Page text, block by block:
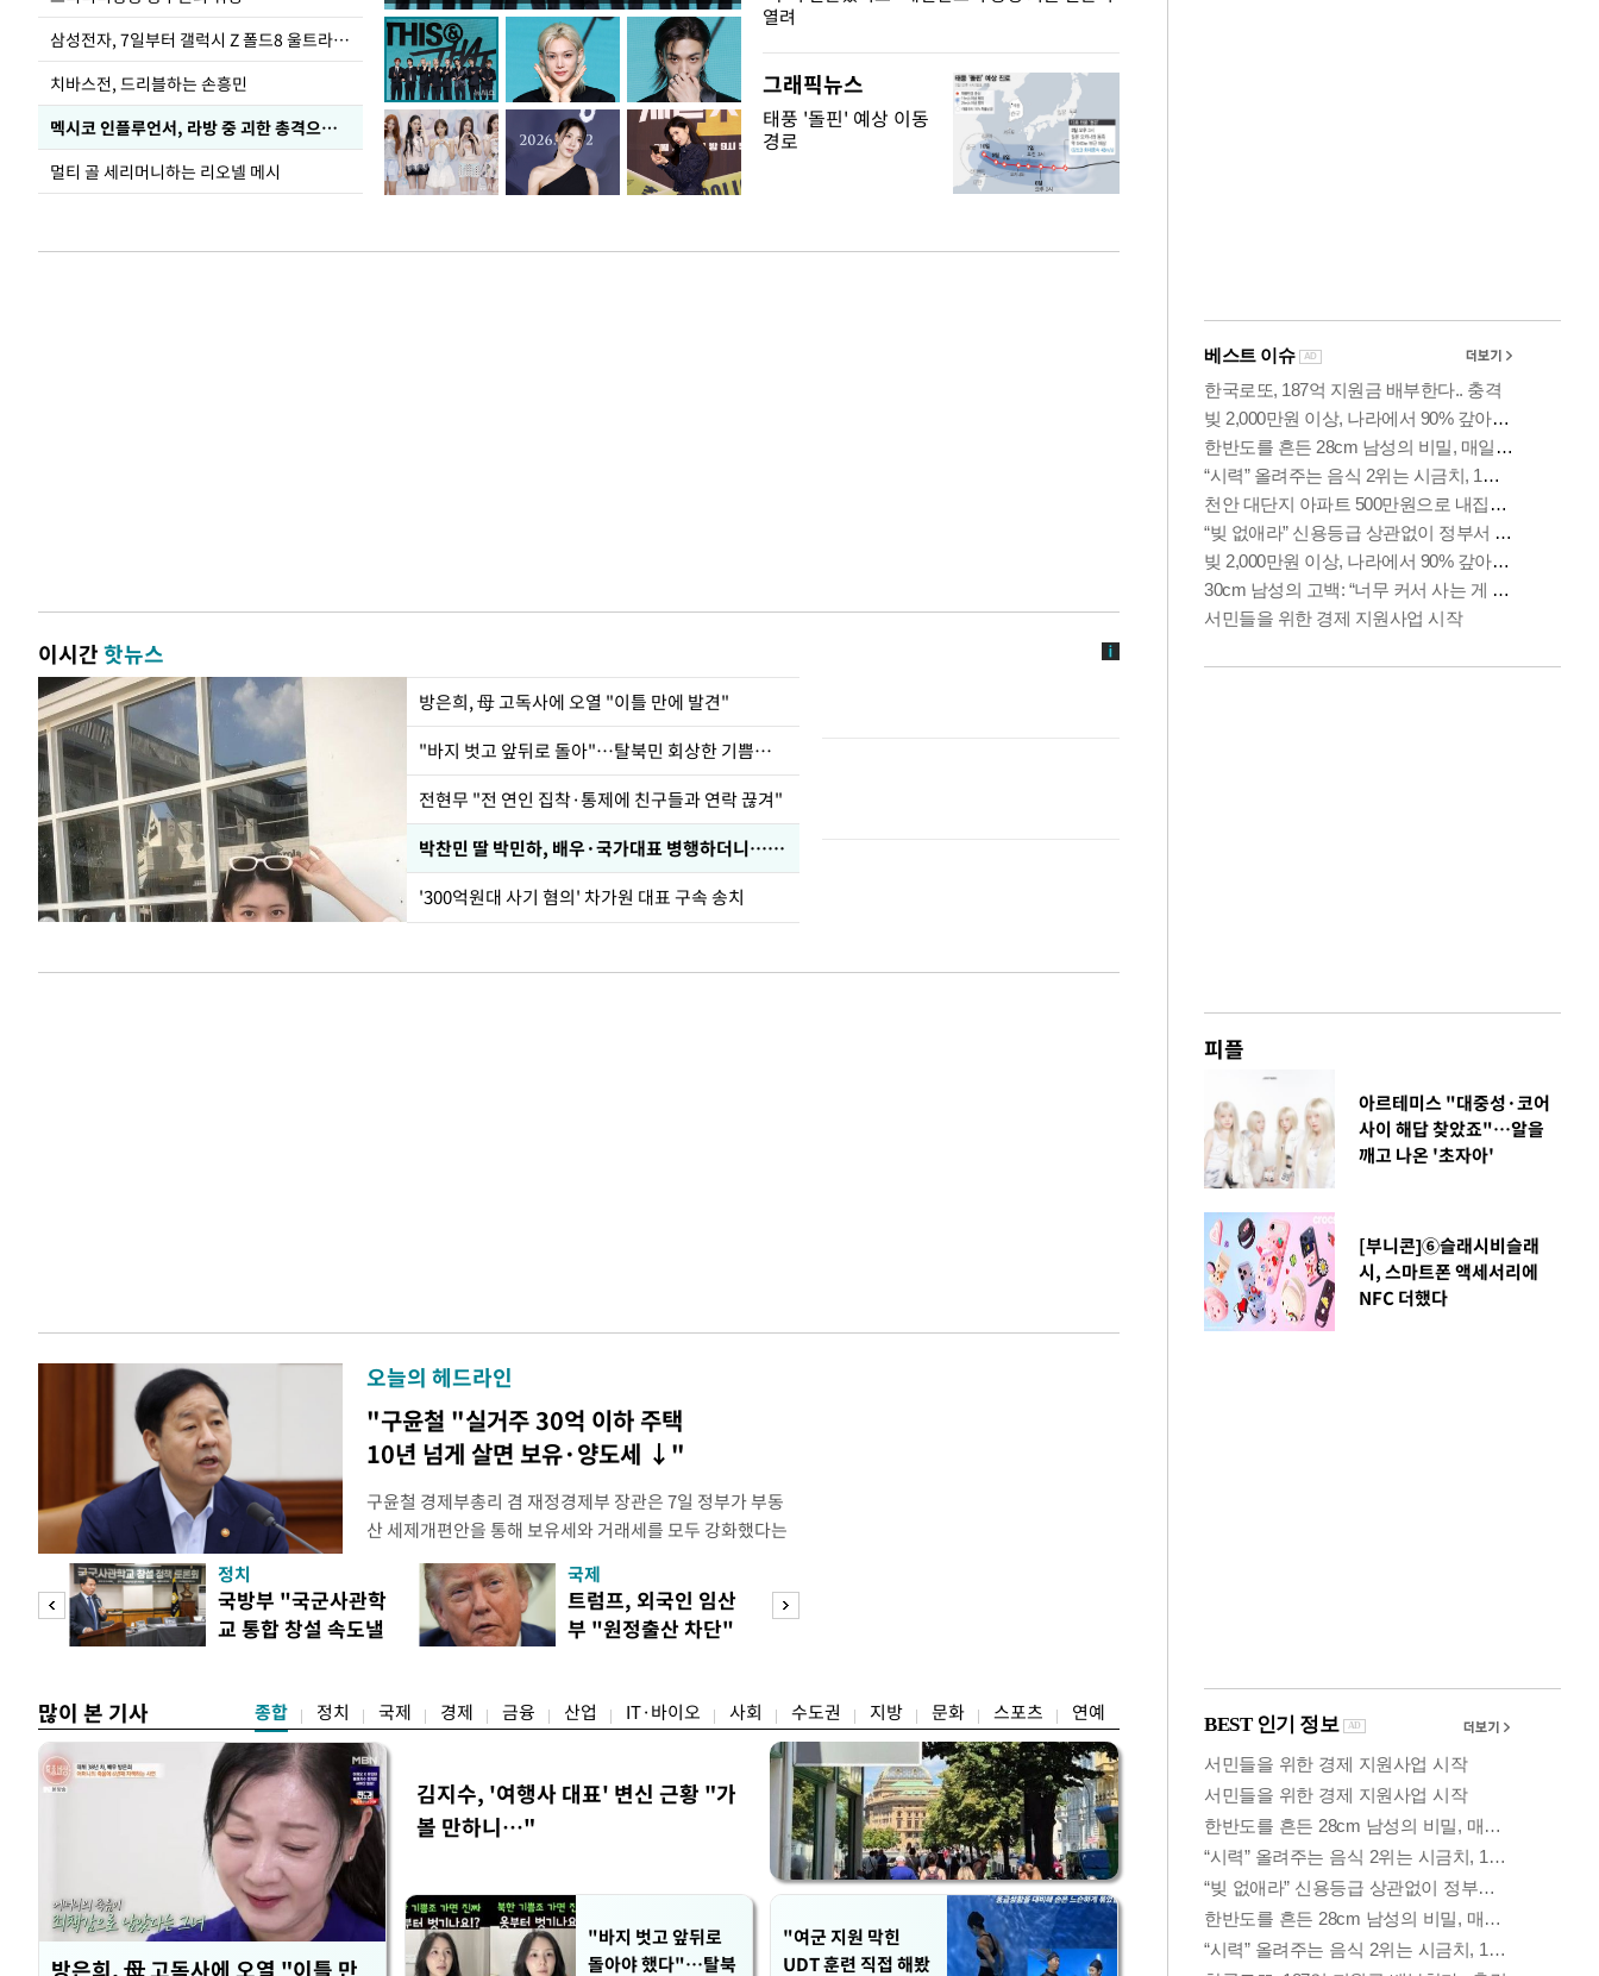
삼성전자, 7일부터 갤럭시 Z 폴드8 울트라·폴드8·플립8 출시
치바스전, 드리블하는 손흥민
멕시코 인플루언서, 라방 중 괴한 총격으로 사망
멀티 골 세리머니하는 리오넬 메시
열려
그래픽뉴스
태풍 '돌핀' 예상 이동
경로
이시간핫뉴스
방은희, 母 고독사에 오열 "이틀 만에 발견"
"바지 벗고 앞뒤로 돌아"…탈북민 회상한 기쁨조 검사
전현무 "전 연인 집착·통제에 친구들과 연락 끊겨"
박찬민 딸 박민하, 배우·국가대표 병행하더니…근황이
'300억원대 사기 혐의' 차가원 대표 구속 송치
오늘의 헤드라인
"구윤철 "실거주 30억 이하 주택
10년 넘게 살면 보유·양도세 ↓"
구윤철 경제부총리 겸 재정경제부 장관은 7일 정부가 부동
산 세제개편안을 통해 보유세와 거래세를 모두 강화했다는
지적에 대해 "사는(실거주) 30억원 이하 주택은 보유세도 줄
어들고 나중에 팔 때 양도세도 줄어든다"고 설명했다. 구 부
총리는 이날 오전 MBC 라디오 '김종배의 시선집중'과의 인
터뷰에서 "이게(30억원 이하 주택이) 99% 정도 된다.
정치
국방부 "국군사관학
교 통합 창설 속도낼
국제
트럼프, 외국인 임산
부 "원정출산 차단"
많이 본 기사 종합 정치 국제 경제 금융 산업 IT·바이오 사회 수도권 지방 문화 스포츠 연예
방은희, 母 고독사에 오열 "이틀 만
김지수, '여행사 대표' 변신 근황 "가
볼 만하니…"
"바지 벗고 앞뒤로
돌아야 했다"…탈북
"여군 지원 막힌
UDT 훈련 직접 해봤
피플
아르테미스 "대중성·코어
사이 해답 찾았죠"…알을
깨고 나온 '초자아'
[부니콘]⑥슬래시비슬래
시, 스마트폰 액세서리에
NFC 더했다